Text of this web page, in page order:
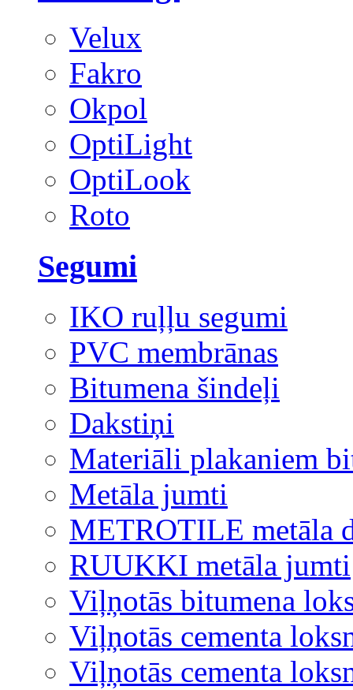
Velux
Fakro
Okpol
OptiLight
OptiLook
Roto
Segumi
IKO ruļļu segumi
PVC membrānas
Bitumena šindeļi
Dakstiņi
Materiāli plakaniem
Metāla jumti
METROTILE metāla
RUUKKI metāla jumti
Viļņotās bitumena
Viļņotās cementa
Viļņotās cementa